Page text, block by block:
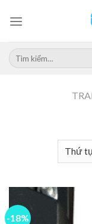
Tìm
kiếm:
-18%